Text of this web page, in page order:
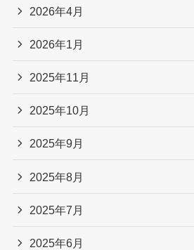
2026年4月
2026年1月
2025年11月
2025年10月
2025年9月
2025年8月
2025年7月
2025年6月